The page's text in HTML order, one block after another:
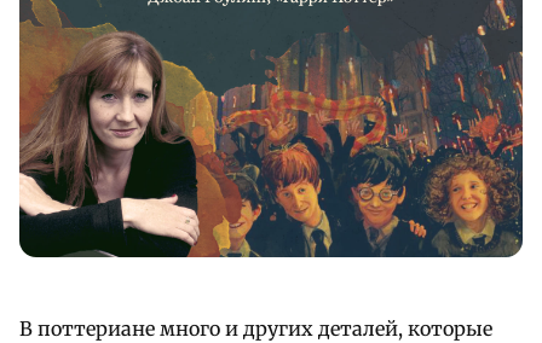
В поттериане много и других деталей, которые